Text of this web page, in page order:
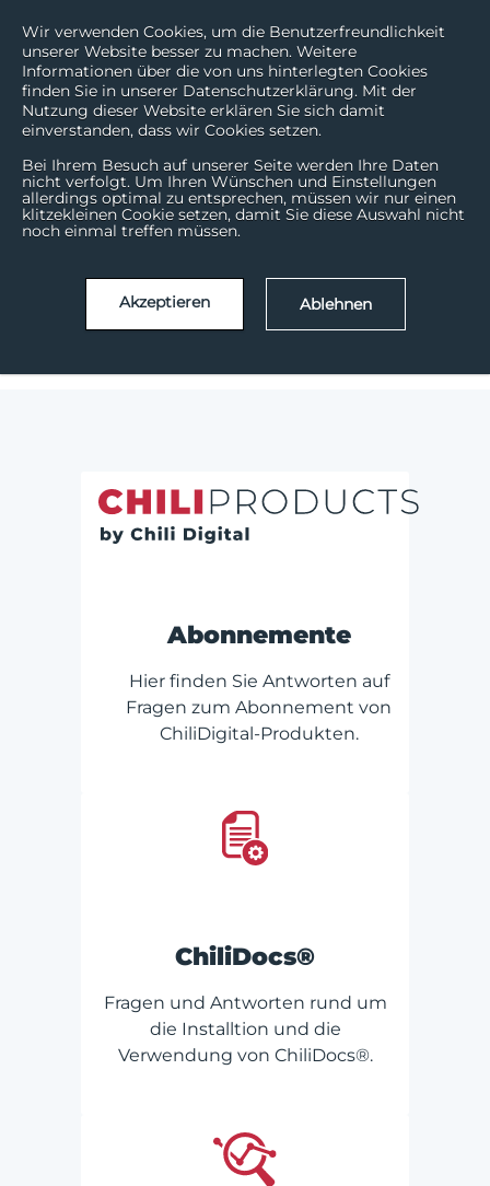
Wir verwenden Cookies, um die Benutzerfreundlichkeit
unserer Website besser zu machen. Weitere
Informationen über die von uns hinterlegten Cookies
finden Sie in unserer Datenschutzerklärung. Mit der
Nutzung dieser Website erklären Sie sich damit
einverstanden, dass wir Cookies setzen.
Bei Ihrem Besuch auf unserer Seite werden Ihre Daten
nicht verfolgt. Um Ihren Wünschen und Einstellungen
allerdings optimal zu entsprechen, müssen wir nur einen
klitzekleinen Cookie setzen, damit Sie diese Auswahl nicht
noch einmal treffen müssen.
Akzeptieren Ablehnen
Wie können wir helfen?
Es gibt keine Vorschläge, da das Suchfeld leer ist.
Abonnemente
Hier finden Sie Antworten auf
Fragen zum Abonnement von
ChiliDigital-Produkten.
ChiliDocs®
Fragen und Antworten rund um
die Installtion und die
Verwendung von ChiliDocs®.